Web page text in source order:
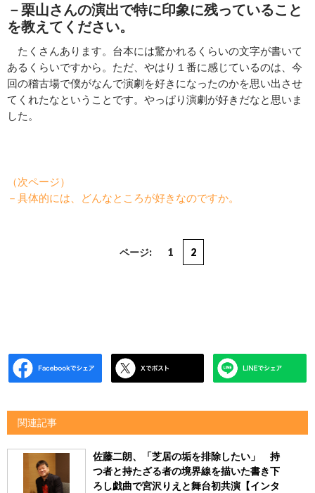
－栗山さんの演出で特に印象に残っていること
を教えてください。
たくさんあります。台本には驚かれるくらいの文字が書いて
あるくらいですから。ただ、やはり１番に感じているのは、今
回の稽古場で僕がなんで演劇を好きになったのかを思い出させ
てくれたなということです。やっぱり演劇が好きだなと思いま
した。
（次ページ）
－具体的には、どんなところが好きなのですか。
ページ: 1 2
関連記事
佐藤二朗、「芝居の垢を排除したい」 持
つ者と持たざる者の境界線を描いた書き下
ろし戯曲で宮沢りえと舞台初共演【インタ